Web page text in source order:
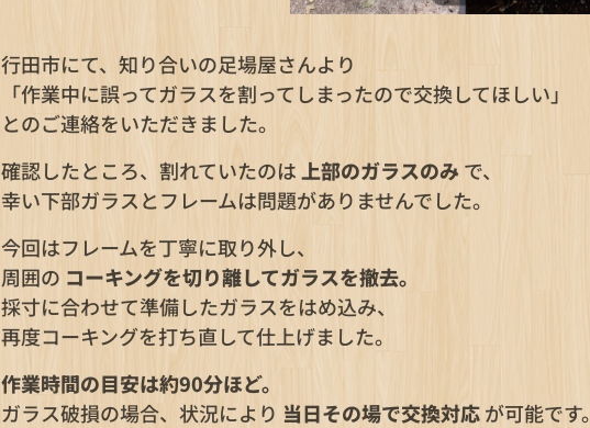
行田市にて、知り合いの足場屋さんより
「作業中に誤ってガラスを割ってしまったので交換してほしい」
とのご連絡をいただきました。
確認したところ、割れていたのは上部のガラスのみで、
幸い下部ガラスとフレームは問題がありませんでした。
今回はフレームを丁寧に取り外し、
周囲の コーキングを切り離してガラスを撤去。
採寸に合わせて準備したガラスをはめ込み、
再度コーキングを打ち直して仕上げました。
作業時間の目安は約90分ほど。
ガラス破損の場合、状況により 当日その場で交換対応が可能です。